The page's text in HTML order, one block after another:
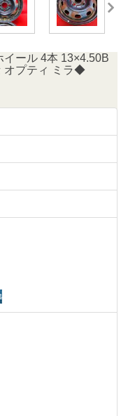
イール 4本 13×4.50B
オプティ ミラ◆